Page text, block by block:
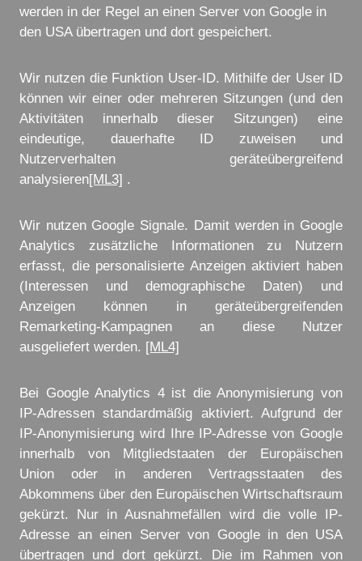
werden in der Regel an einen Server von Google in
den USA übertragen und dort gespeichert.
Wir nutzen die Funktion User-ID. Mithilfe der User ID
können wir einer oder mehreren Sitzungen (und den
Aktivitäten innerhalb dieser Sitzungen) eine
eindeutige, dauerhafte ID zuweisen und
Nutzerverhalten geräteübergreifend
analysieren[ML3] .
Wir nutzen Google Signale. Damit werden in Google
Analytics zusätzliche Informationen zu Nutzern
erfasst, die personalisierte Anzeigen aktiviert haben
(Interessen und demographische Daten) und
Anzeigen können in geräteübergreifenden
Remarketing-Kampagnen an diese Nutzer
ausgeliefert werden. [ML4]
Bei Google Analytics 4 ist die Anonymisierung von
IP-Adressen standardmäßig aktiviert. Aufgrund der
IP-Anonymisierung wird Ihre IP-Adresse von Google
innerhalb von Mitgliedstaaten der Europäischen
Union oder in anderen Vertragsstaaten des
Abkommens über den Europäischen Wirtschaftsraum
gekürzt. Nur in Ausnahmefällen wird die volle IP-
Adresse an einen Server von Google in den USA
übertragen und dort gekürzt. Die im Rahmen von